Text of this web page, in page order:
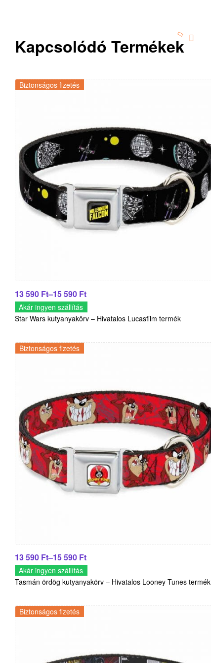
Kapcsolódó Termékek
Biztonságos fizetés
13 590 Ft–15 590 Ft
Akár ingyen szállítás
Star Wars kutyanyakörv – Hivatalos Lucasfilm termék
Biztonságos fizetés
13 590 Ft–15 590 Ft
Akár ingyen szállítás
Tasmán ördög kutyanyakörv – Hivatalos Looney Tunes termék
Biztonságos fizetés